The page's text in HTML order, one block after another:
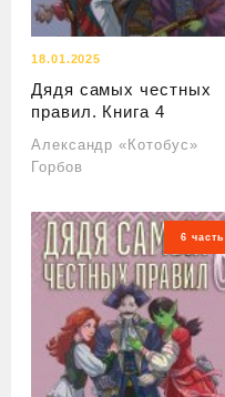
18.01.2025
Дядя самых честных
правил. Книга 4
Александр «Котобус»
Горбов
6 часть